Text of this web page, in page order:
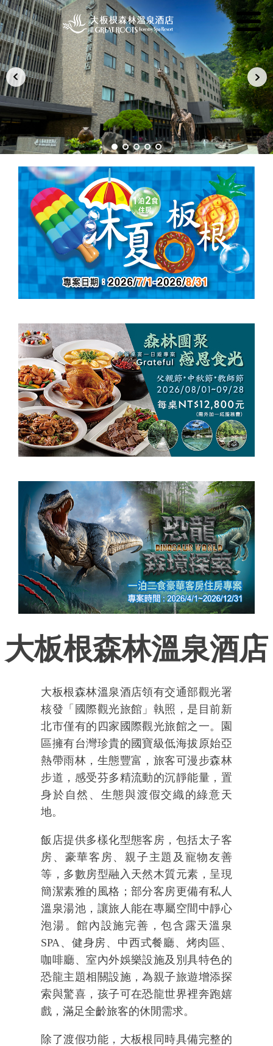
大板根森林溫泉酒店
大板根森林溫泉酒店領有交通部觀光署
核發「國際觀光旅館」執照，是目前新
北市僅有的四家國際觀光旅館之一。園
區擁有台灣珍貴的國寶級低海拔原始亞
熱帶雨林，生態豐富，旅客可漫步森林
步道，感受芬多精流動的沉靜能量，置
身於自然、生態與渡假交織的綠意天
地。
飯店提供多樣化型態客房，包括太子客
房、豪華客房、親子主題及寵物友善
等，多數房型融入天然木質元素，呈現
簡潔素雅的風格；部分客房更備有私人
溫泉湯池，讓旅人能在專屬空間中靜心
泡湯。館內設施完善，包含露天溫泉
SPA 、健身房、中西式餐廳、烤肉區、
咖啡廳、室內外娛樂設施及別具特色的
恐龍主題相關設施，為親子旅遊增添探
索與驚喜，孩子可在恐龍世界裡奔跑嬉
戲，滿足全齡旅客的休閒需求。
除了渡假功能，大板根同時具備完整的